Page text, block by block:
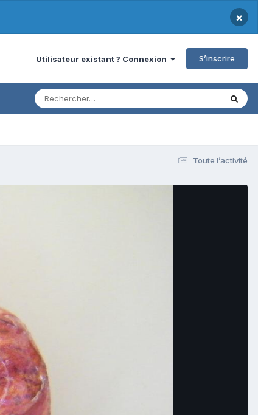
×
Utilisateur existant ? Connexion S’inscrire
Toute l’activité